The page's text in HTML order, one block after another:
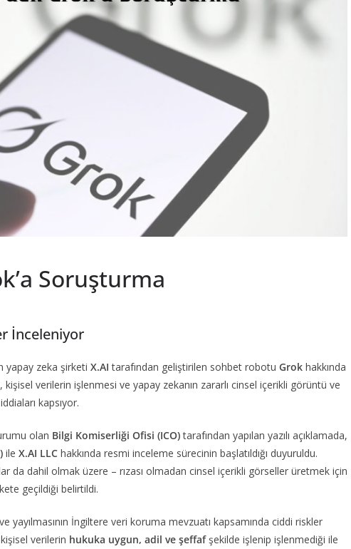
Soruşturma
İnceleniyor
yapay zeka şirketi X.AI tarafından geliştirilen sohbet robotu Grok hakkında
verilerin işlenmesi ve yapay zekanın zararlı cinsel içerikli görüntü ve
kapsıyor.
olan Bilgi Komiserliği Ofisi (ICO)tarafından yapılan yazılı açıklamada,
ile X.AI LLC hakkında resmi inceleme sürecinin başlatıldığı duyuruldu.
da dahil olmak üzere – rızası olmadan cinsel içerikli görseller üretmek için
geçildiği belirtildi.
yayılmasının İngiltere veri koruma mevzuatı kapsamında ciddi riskler
kişisel verilerin hukuka uygun, adil ve şeffafşekilde işlenip işlenmediği ile